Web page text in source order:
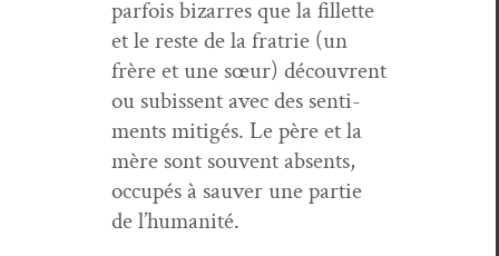
par­fois bizarres que la fil­lette
et le reste de la fratrie (un
frère et une sœur) décou­vrent
ou subis­sent avec des sen­ti­
ments mit­igés. Le père et la
mère sont sou­vent absents,
occupés à sauver une par­tie
de l’humanité.